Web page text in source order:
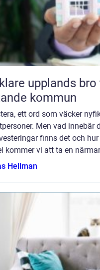
upplands bro trygg försäljning i en
kommun
ett ord som väcker
Men vad innebär
finns det och
kommer vi att ta en
Hellman